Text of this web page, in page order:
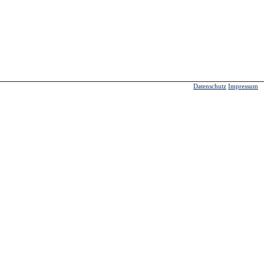
Datenschutz Impressum